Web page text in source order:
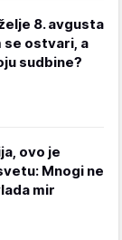
8. avgusta
se ostvari, a
sudbine?
ovo je
Mnogi ne
mir